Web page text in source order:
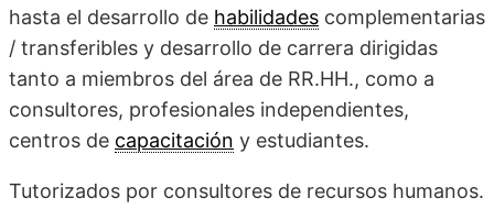
hasta el desarrollo de habilidades complementarias
/ transferibles y desarrollo de carrera dirigidas
tanto a miembros del área de RR.HH., como a
consultores, profesionales independientes,
centros de capacitación y estudiantes.
Tutorizados por consultores de recursos humanos.